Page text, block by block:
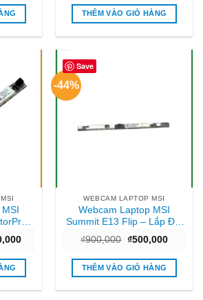
tại
₫300,000.
là:
₫650.
tại
là:
₫350.
THÊM VÀO GIỎ HÀNG
Giá
tại
₫500,000.
Save
-44%
WEBCAM LAPTOP MSI
Webcam Laptop MSI
Summit E13 Flip – Lắp Đặt
₫900,000 Giá
là:
₫900,000.
₫500,000Giá
tại
THÊM VÀO GIỎ HÀNG